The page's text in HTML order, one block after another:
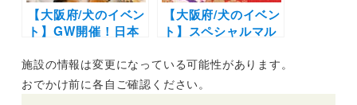
【大阪府/犬のイベン
ト】GW開催！日本
ント「ペット王国
2023」お買い物や運
【大阪府/犬のイベン
ト】スペシャルマル
リも！「新春ドッグ
2024」（花博記念公
施設の情報は変更になっている可能性があります。
おでかけ前に各自ご確認ください。